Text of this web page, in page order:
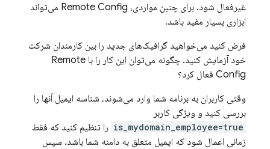
غیرفعال شود. برای چنین مواردی، Remote Config می‌تواند
ابزاری بسیار مفید باشد.
فرض کنید می‌خواهید گرافیک‌های جدید را بین کارمندان شرکت
خود آزمایش کنید. چگونه می‌توان این کار را با Remote
Config فعال کرد؟
وقتی کاربران به برنامه شما وارد می‌شوند، شناسه ایمیل آنها را
بررسی کنید و ویژگی کاربر
is_mydomain_employee=true را تنظیم کنید که فقط
زمانی اعمال شود که ایمیل متعلق به دامنه شما باشد. سپس